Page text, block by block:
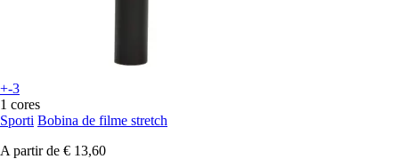
+-3
1 cores
Sporti Bobina de filme stretch
A partir de € 13,60